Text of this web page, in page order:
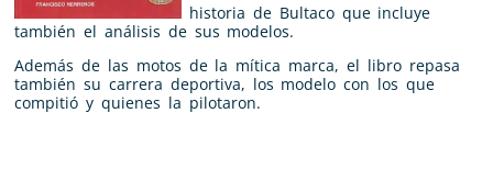
historia de Bultaco que incluye
también el análisis de sus modelos.
Además de las motos de la mítica marca, el libro repasa
también su carrera deportiva, los modelo con los que
compitió y quienes la pilotaron.